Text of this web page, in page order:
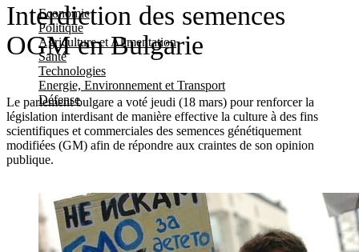
Economie
Politique
Agriculture et Alimentation
Santé
Technologies
Energie, Environnement et Transport
Défense
Interdiction des semences
OGM en Bulgarie
Le parlement bulgare a voté jeudi (18 mars) pour renforcer la
législation interdisant de manière effective la culture à des fins
scientifiques et commerciales des semences génétiquement
modifiées (GM) afin de répondre aux craintes de son opinion
publique.